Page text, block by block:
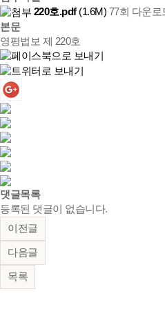
220호.pdf(1.6M) 77회 다운로
본문
영평법보 제 220호
댓글목록
등록된 댓글이 없습니다.
이전글
다음글
목록